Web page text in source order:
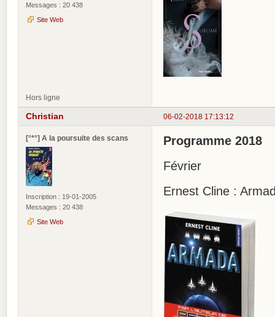
Messages : 20 438
Site Web
Hors ligne
06-02-2018 17:13:12
Christian
[°*°] A la poursuite des scans
Inscription : 19-01-2005
Messages : 20 438
Site Web
Programme 2018
Février
Ernest Cline :